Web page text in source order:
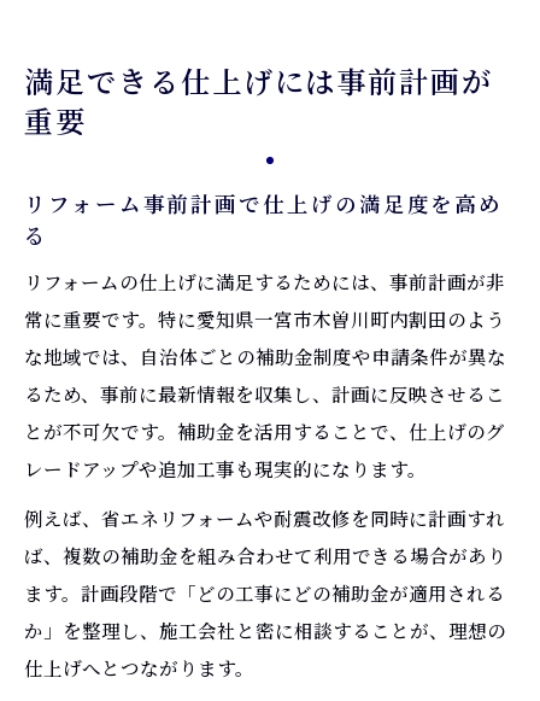
満足できる仕上げには事前計画が
重要
リフォーム事前計画で仕上げの満足度を高め
る
リフォームの仕上げに満足するためには、事前計画が非
常に重要です。特に愛知県一宮市木曽川町内割田のよう
な地域では、自治体ごとの補助金制度や申請条件が異な
るため、事前に最新情報を収集し、計画に反映させるこ
とが不可欠です。補助金を活用することで、仕上げのグ
レードアップや追加工事も現実的になります。
例えば、省エネリフォームや耐震改修を同時に計画すれ
ば、複数の補助金を組み合わせて利用できる場合があり
ます。計画段階で「どの工事にどの補助金が適用される
か」を整理し、施工会社と密に相談することが、理想の
仕上げへとつながります。